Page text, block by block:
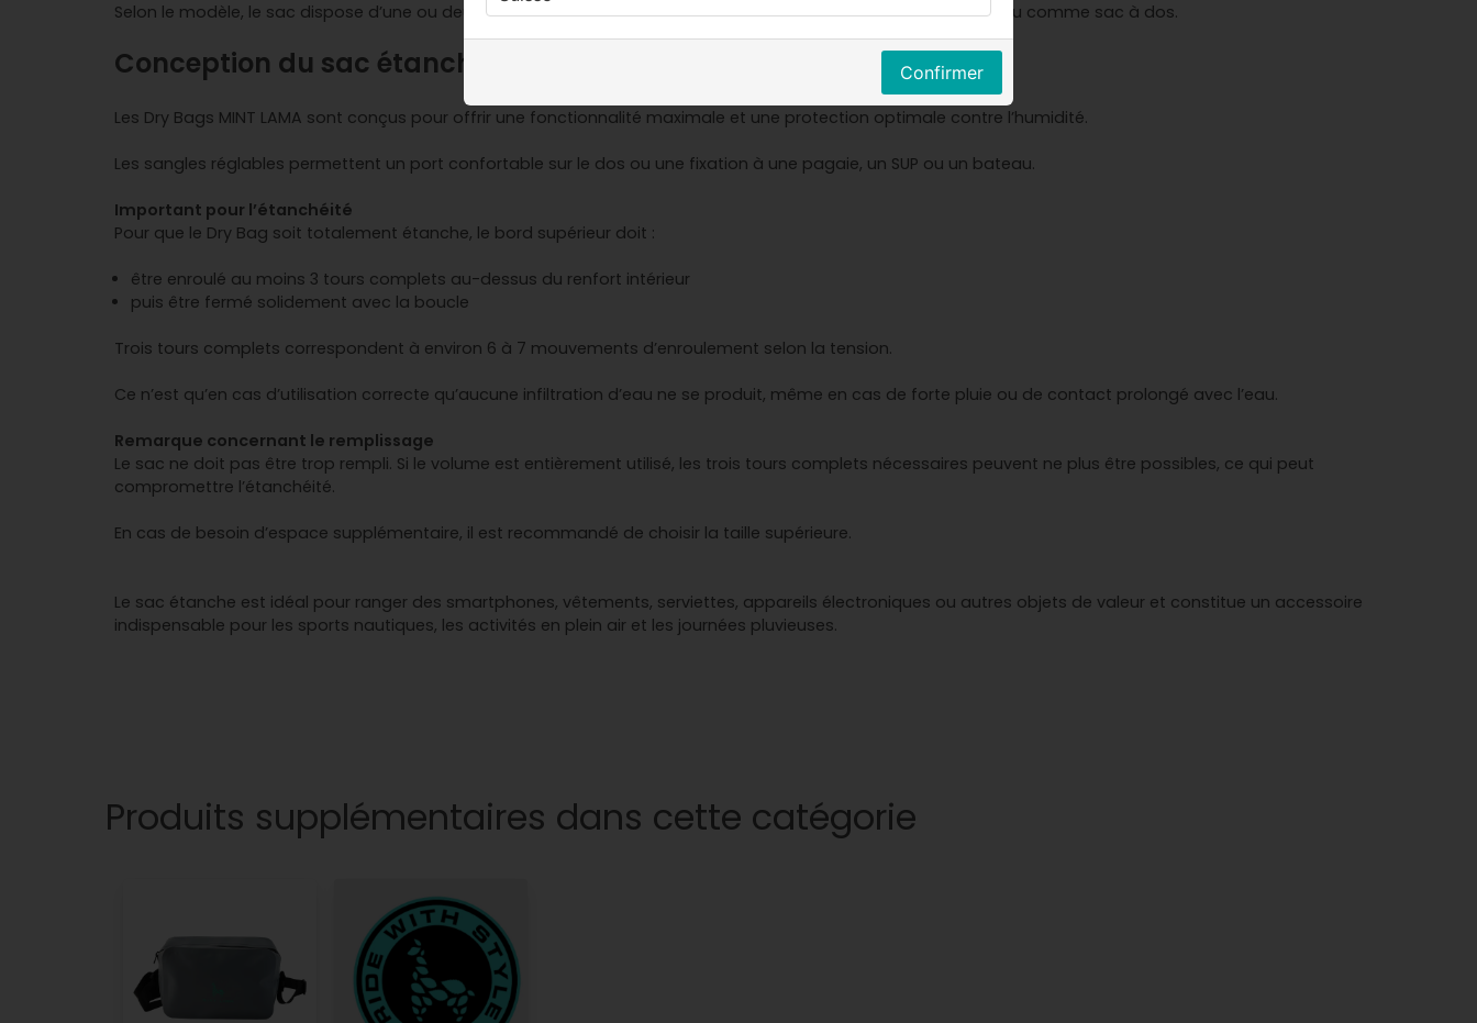
Selon le modèle, le sac dispose d’une ou deux sangles réglables et peut être porté confortablement à l’épaule ou comme sac à dos.
Conception du sac étanche
Les Dry Bags MINT LAMA sont conçus pour offrir une fonctionnalité maximale et une protection optimale contre l’humidité.
Les sangles réglables permettent un port confortable sur le dos ou une fixation à une pagaie, un SUP ou un bateau.
Important pour l’étanchéité
Pour que le Dry Bag soit totalement étanche, le bord supérieur doit :
être enroulé au moins 3 tours complets au-dessus du renfort intérieur
puis être fermé solidement avec la boucle
Trois tours complets correspondent à environ 6 à 7 mouvements d’enroulement selon la tension.
Ce n’est qu’en cas d’utilisation correcte qu’aucune infiltration d’eau ne se produit, même en cas de forte pluie ou de contact prolongé avec l’eau.
Remarque concernant le remplissage
Le sac ne doit pas être trop rempli. Si le volume est entièrement utilisé, les trois tours complets nécessaires peuvent ne plus être possibles, ce qui peut
compromettre l’étanchéité.
En cas de besoin d’espace supplémentaire, il est recommandé de choisir la taille supérieure.
Le sac étanche est idéal pour ranger des smartphones, vêtements, serviettes, appareils électroniques ou autres objets de valeur et constitue un accessoire
indispensable pour les sports nautiques, les activités en plein air et les journées pluvieuses.
Produits supplémentaires dans cette catégorie
Confirmer